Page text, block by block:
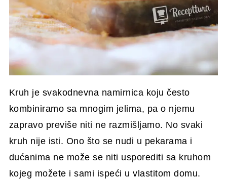
Kruh je svakodnevna namirnica koju često
kombiniramo sa mnogim jelima, pa o njemu
zapravo previše niti ne razmišljamo. No svaki
kruh nije isti. Ono što se nudi u pekarama i
dućanima ne može se niti usporediti sa kruhom
kojeg možete i sami ispeći u vlastitom domu.